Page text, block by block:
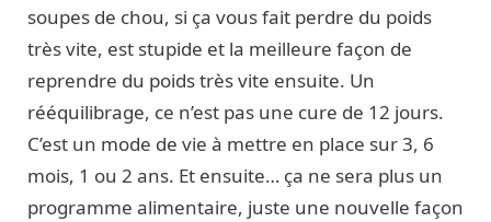
soupes de chou, si ça vous fait perdre du poids
très vite, est stupide et la meilleure façon de
reprendre du poids très vite ensuite. Un
rééquilibrage, ce n’est pas une cure de 12 jours.
C’est un mode de vie à mettre en place sur 3, 6
mois, 1 ou 2 ans. Et ensuite… ça ne sera plus un
programme alimentaire, juste une nouvelle façon